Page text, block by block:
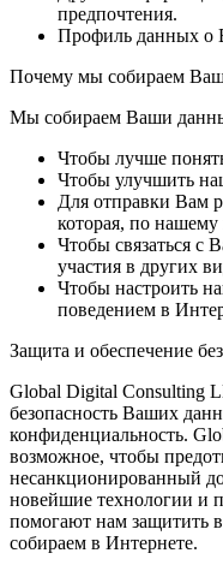
предпочтения.
Профиль данных о
Почему мы собираем
Мы собираем Ваши
Чтобы лучше
Чтобы улучшить
Для отправки Вам
которая, по
Чтобы связаться с
участия в других
Чтобы настроить
поведением в
Защита и обеспечение
Global Digital Consulting
безопасность Ваших
конфиденциальность.
возможное, чтобы
несанкционированный
новейшие технологии и
помогают нам
собираем в Интернете.